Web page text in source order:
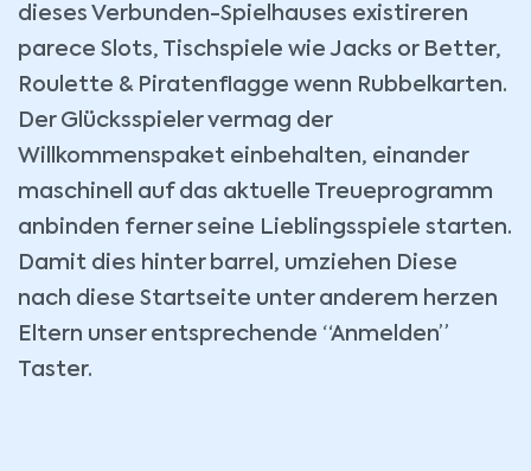
dieses Verbunden-Spielhauses existireren
parece Slots, Tischspiele wie Jacks or Better,
Roulette & Piratenflagge wenn Rubbelkarten.
Der Glücksspieler vermag der
Willkommenspaket einbehalten, einander
maschinell auf das aktuelle Treueprogramm
anbinden ferner seine Lieblingsspiele starten.
Damit dies hinter barrel, umziehen Diese
nach diese Startseite unter anderem herzen
Eltern unser entsprechende “Anmelden”
Taster.